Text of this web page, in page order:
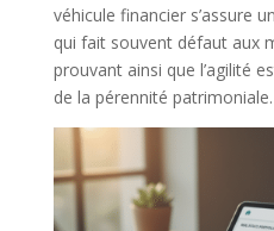
véhicule financier s’assure
qui fait souvent défaut aux
prouvant ainsi que l’agilité
de la pérennité patrimoniale.